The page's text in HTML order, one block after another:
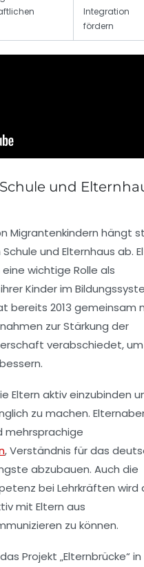
Integration
fördern
und
Migrantenkindern hängt
und Elternhaus ab.
wichtige Rolle als
Kinder im
bereits 2013 gemeinsam
zur Stärkung der
verabschiedet, um
Eltern aktiv einzubinden
zu machen.
mehrsprachige
, Verständnis für das
abzubauen. Auch die
bei Lehrkräften wird
mit Eltern aus
zu können.
Projekt „Elternbrücke“ in